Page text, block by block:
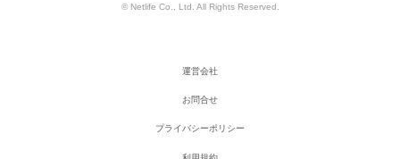
© Netlife Co., Ltd. All Rights Reserved.
運営会社
お問合せ
プライバシーポリシー